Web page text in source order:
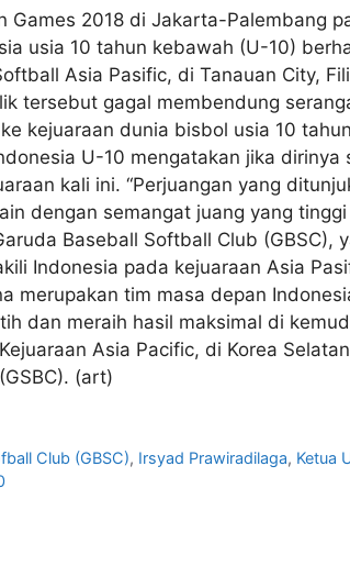
Games 2018 di Jakarta-Palembang
usia 10 tahun kebawah (U-10)
Asia Pasific, di Tanauan City,
tersebut gagal membendung
kejuaraan dunia bisbol usia 10
U-10 mengatakan jika
kali ini. “Perjuangan yang
dengan semangat juang yang
Baseball Softball Club (GBSC),
Indonesia pada kejuaraan Asia
merupakan tim masa depan
dan meraih hasil maksimal di
Asia Pacific, di Korea
(art)
Club (GBSC), Irsyad Prawiradilaga, Ketua